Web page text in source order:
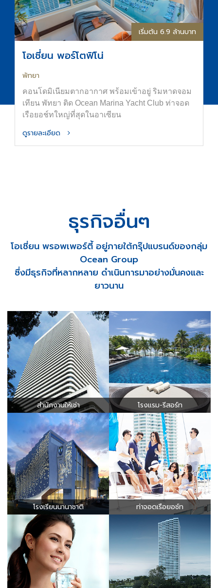
โอเชี่ยน ทาวน์ เมือง - รัษฎา ทาวน์โฮม และอาคาร
พาณิชย์คุณภาพ ใจกลางเมืองภูเก็ต
ดูรายละเอียด
เทียน พัทยา ติด Ocean Marina Yacht Club ท่าจอด
เรือยอช์ทใหญ่ที่สุดในอาเซียน
ดูรายละเอียด
ธุรกิจอื่นๆ
โอเชี่ยน พรอพเพอร์ตี้ อยู่ภายใต้กรุ๊ปแบรนด์ของกลุ่ม
Ocean Group
ซึ่งมีธุรกิจที่หลากหลาย ดำเนินการมาอย่างมั่นคงและ
ยาวนาน
สำนักงานให้เช่า โรงแรม-รีสอร์ท